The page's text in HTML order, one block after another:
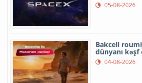
05-08-2026
Bakcell
dünyanı kəşf
04-08-2026